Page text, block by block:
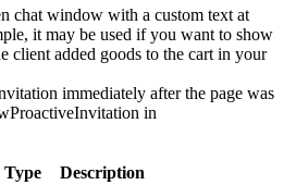
chat window with a custom text at
it may be used if you want to show
client added goods to the cart in your
immediately after the page was
in
Type
Description